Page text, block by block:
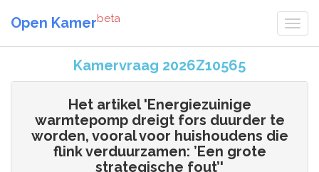
Open Kamerbeta
Kamervraag 2026Z10565
Het artikel 'Energiezuinige
warmtepomp dreigt fors duurder te
worden, vooral voor huishoudens die
flink verduurzamen: ’Een grote
strategische fout’'